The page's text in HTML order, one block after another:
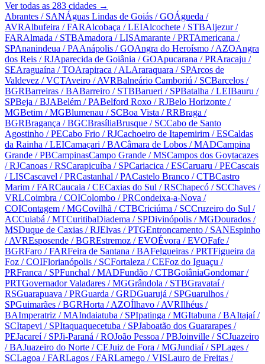
Ver todas as 283 cidades →
Abrantes / SANÁguas Lindas de Goiás / GOÁgueda /
AVRAlbufeira / FARAlcobaça / LEIAlcochete / STBAljezur/
FARAlmada / STBAmadora / LISAmarante / PRTAmericana /
SPAnanindeua / PAAnápolis / GOAngra do Heroísmo / AZOAngra
dos Reis / RJAparecida de Goiânia / GOApucarana / PRAracaju /
SEAraguaína / TOArapiraca / ALAraraquara / SPArcos de
Valdevez / VCTAveiro / AVRBalneário Camboriú / SCBarcelos /
BGRBarreiras / BABarreiro / STBBarueri / SPBatalha / LEIBauru /
SPBeja / BJABelém / PABelford Roxo / RJBelo Horizonte /
MGBetim / MGBlumenau / SCBoa Vista / RRBraga /
BGRBragança / BGCBrasíliaBrusque / SCCabo de Santo
Agostinho / PECabo Frio / RJCachoeiro de Itapemirim / ESCaldas
da Rainha / LEICamaçari / BACâmara de Lobos / MADCampina
Grande / PBCampinasCampo Grande / MSCampos dos Goytacazes
/ RJCanoas / RSCarapicuíba / SPCariacica / ESCaruaru / PECascais
/ LISCascavel / PRCastanhal / PACastelo Branco / CTBCastro
Marim / FARCaucaia / CECaxias do Sul / RSChapecó / SCChaves /
VRLCoimbra / COIColombo / PRCondeixa-a-Nova /
COIContagem / MGCovilhã / CTBCriciúma / SCCruzeiro do Sul /
ACCuiabá / MTCuritibaDiadema / SPDivinópolis / MGDourados /
MSDuque de Caxias / RJElvas / PTGEntroncamento / SANEspinho
/ AVREsposende / BGREstremoz / EVOÉvora / EVOFafe /
BGRFaro / FARFeira de Santana / BAFelgueiras / PRTFigueira da
Foz / COIFlorianópolis / SCFortaleza / CEFoz do Iguaçu /
PRFranca / SPFunchal / MADFundão / CTBGoiâniaGondomar/
PRTGovernador Valadares / MGGrândola / STBGravataí/
RSGuarapuava / PRGuarda / GRDGuarujá / SPGuarulhos /
SPGuimarães / BGRHorta / AZOÍlhavo / AVRIlhéus /
BAImperatriz / MAIndaiatuba / SPIpatinga / MGItabuna / BAItajaí/
SCItapevi / SPItaquaquecetuba / SPJaboatão dos Guararapes /
PEJacareí/ SPJi-Paraná / ROJoão Pessoa / PBJoinville / SCJuazeiro
/ BAJuazeiro do Norte / CEJuiz de Fora / MGJundiaí/ SPLages /
SCLagoa / FARLagos / FARLamego / VISLauro de Freitas /